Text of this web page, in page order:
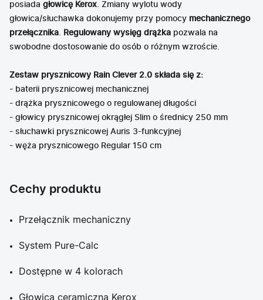
posiada głowicę Kerox. Zmiany wylotu wody
głowica/słuchawka dokonujemy przy pomocy mechanicznego
przełącznika. Regulowany wysięg drążka pozwala na
swobodne dostosowanie do osób o różnym wzroście.
Zestaw prysznicowy Rain Clever 2.0 składa się z:
- baterii prysznicowej mechanicznej
- drążka prysznicowego o regulowanej długości
- głowicy prysznicowej okrągłej Slim o średnicy 250 mm
- słuchawki prysznicowej Auris 3-funkcyjnej
- węża prysznicowego Regular 150 cm
Cechy produktu
Przełącznik mechaniczny
System Pure-Calc
Dostępne w 4 kolorach
Głowica ceramiczna Kerox